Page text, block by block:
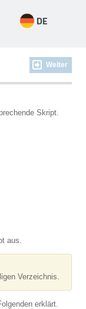
DE
Weiter
Skript.
aus.
Verzeichnis.
erklärt.